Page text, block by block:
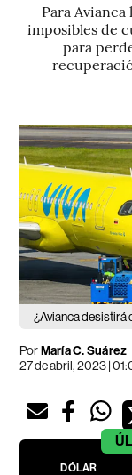
Para
imposibles de
para
¿Avianca desistirá
PorMaría C. Suárez
27 de abril, 2023 |
DÓLAR